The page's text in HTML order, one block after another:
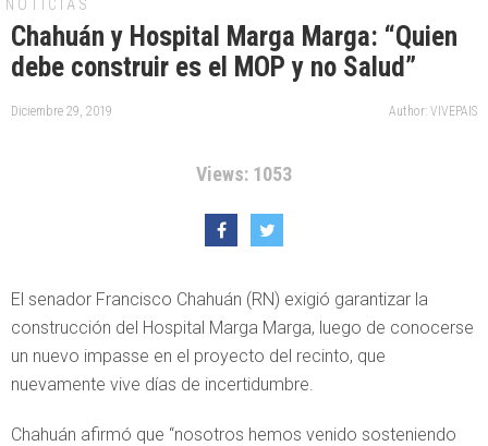
NOTICIAS
Chahuán y Hospital Marga Marga: “Quien
debe construir es el MOP y no Salud”
Diciembre 29, 2019 Author: VIVEPAIS
Views: 1053
El senador Francisco Chahuán (RN) exigió garantizar la
construcción del Hospital Marga Marga, luego de conocerse
un nuevo impasse en el proyecto del recinto, que
nuevamente vive días de incertidumbre.
Chahuán afirmó que “nosotros hemos venido sosteniendo